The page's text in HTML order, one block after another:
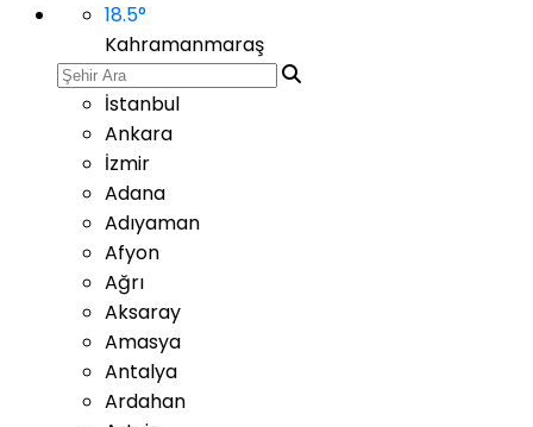
18.5°
Kahramanmaraş
İstanbul
Ankara
İzmir
Adana
Adıyaman
Afyon
Ağrı
Aksaray
Amasya
Antalya
Ardahan